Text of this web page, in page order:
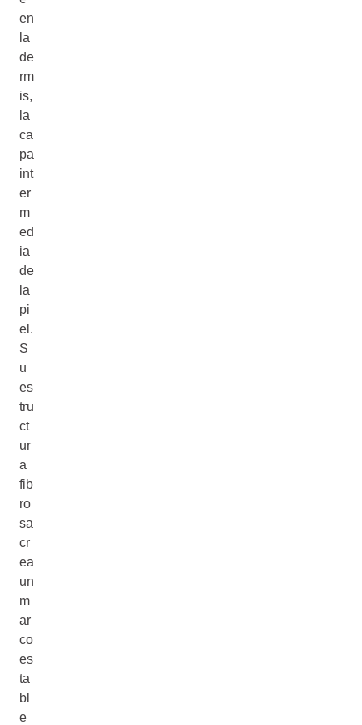
en
la
de
rm
is,
la
ca
pa
int
er
m
ed
ia
de
la
pi
el.
S
u
es
tru
ct
ur
a
fib
ro
sa
cr
ea
un
m
ar
co
es
ta
bl
e